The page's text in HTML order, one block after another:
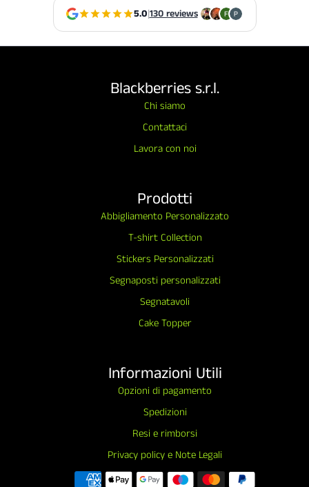
5.0|130 reviews
Blackberries s.r.l.
Chi siamo
Contattaci
Lavora con noi
Prodotti
Abbigliamento Personalizzato
T-shirt Collection
Stickers Personalizzati
Segnaposti personalizzati
Segnatavoli
Cake Topper
Informazioni Utili
Opzioni di pagamento
Spedizioni
Resi e rimborsi
Privacy policy e Note Legali